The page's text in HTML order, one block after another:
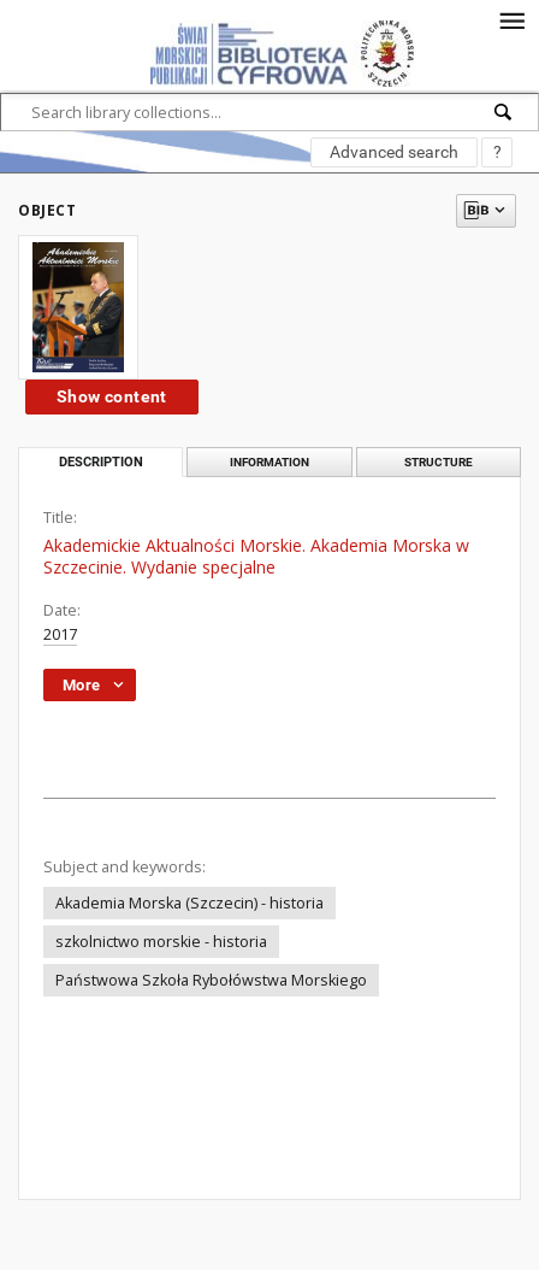
Advanced search ?
OBJECT
Show content
DESCRIPTION INFORMATION STRUCTURE
Title:
Akademickie Aktualności Morskie. Akademia Morska w
Szczecinie. Wydanie specjalne
Date:
2017
More
Subject and keywords:
Akademia Morska (Szczecin) - historia
szkolnictwo morskie - historia
Państwowa Szkoła Rybołówstwa Morskiego